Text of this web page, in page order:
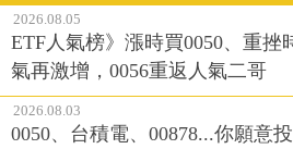
2026.08.05
ETF人氣榜》漲時買0050、重挫
氣再激增，0056重返人氣二哥
2026.08.03
0050、台積電、00878...你願意